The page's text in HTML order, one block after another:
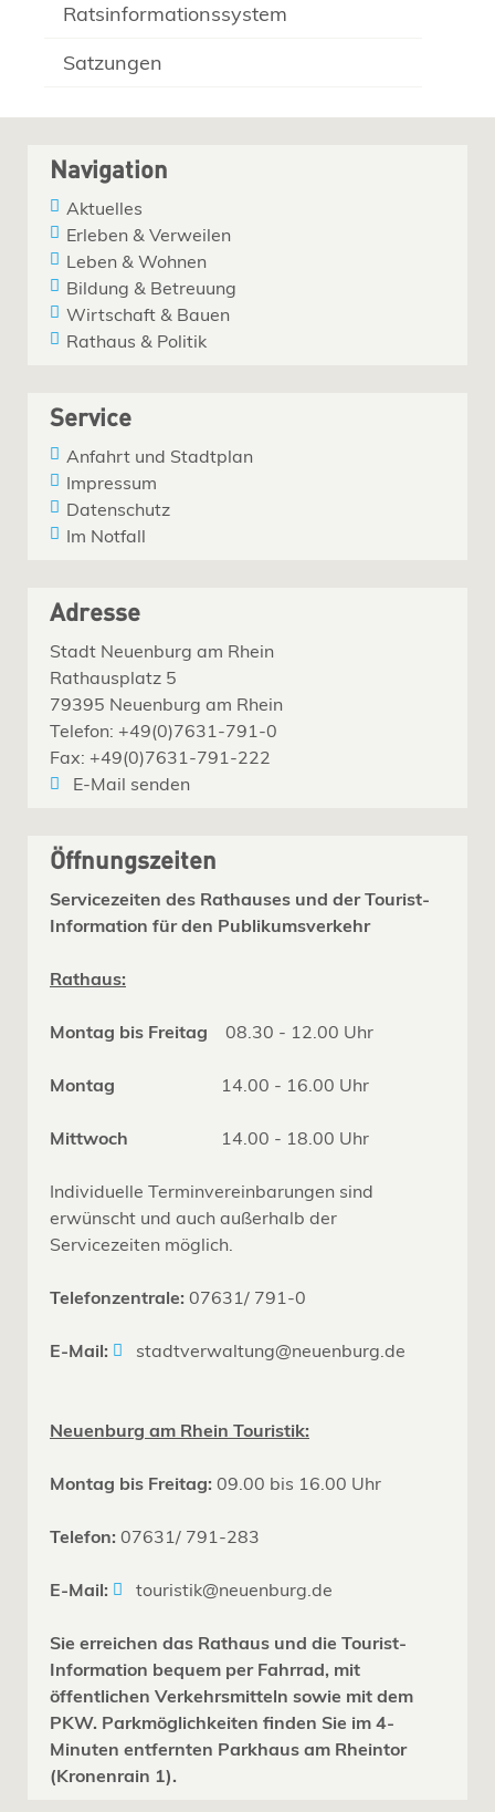
Ratsinformationssystem
Satzungen
Navigation
Aktuelles
Erleben & Verweilen
Leben & Wohnen
Bildung & Betreuung
Wirtschaft & Bauen
Rathaus & Politik
Service
Anfahrt und Stadtplan
Impressum
Datenschutz
Im Notfall
Adresse
Stadt Neuenburg am Rhein
Rathausplatz 5
79395 Neuenburg am Rhein
Telefon: +49(0)7631-791-0
Fax: +49(0)7631-791-222
E-Mail senden
Öffnungszeiten
Servicezeiten des Rathauses und der Tourist-
Information für den Publikumsverkehr
Rathaus:
Montag bis Freitag 08.30 - 12.00 Uhr
Montag 14.00 - 16.00 Uhr
Mittwoch 14.00 - 18.00 Uhr
Individuelle Terminvereinbarungen sind
erwünscht und auch außerhalb der
Servicezeiten möglich.
Telefonzentrale: 07631/ 791-0
E-Mail: stadtverwaltung@neuenburg.de
Neuenburg am Rhein Touristik:
Montag bis Freitag: 09.00 bis 16.00 Uhr
Telefon: 07631/ 791-283
E-Mail: touristik@neuenburg.de
Sie erreichen das Rathaus und die Tourist-
Information bequem per Fahrrad, mit
öffentlichen Verkehrsmitteln sowie mit dem
PKW. Parkmöglichkeiten finden Sie im 4-
Minuten entfernten Parkhaus am Rheintor
(Kronenrain 1).